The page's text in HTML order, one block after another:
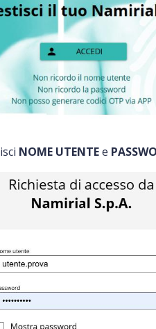
NOME UTENTEe